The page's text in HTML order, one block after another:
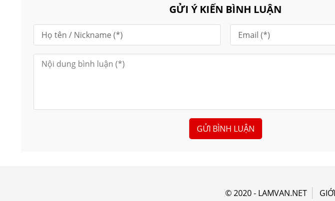
GỬI Ý KIẾN BÌNH LUẬN
GỬI BÌNH LUẬN
© 2020 - LAMVAN.NET